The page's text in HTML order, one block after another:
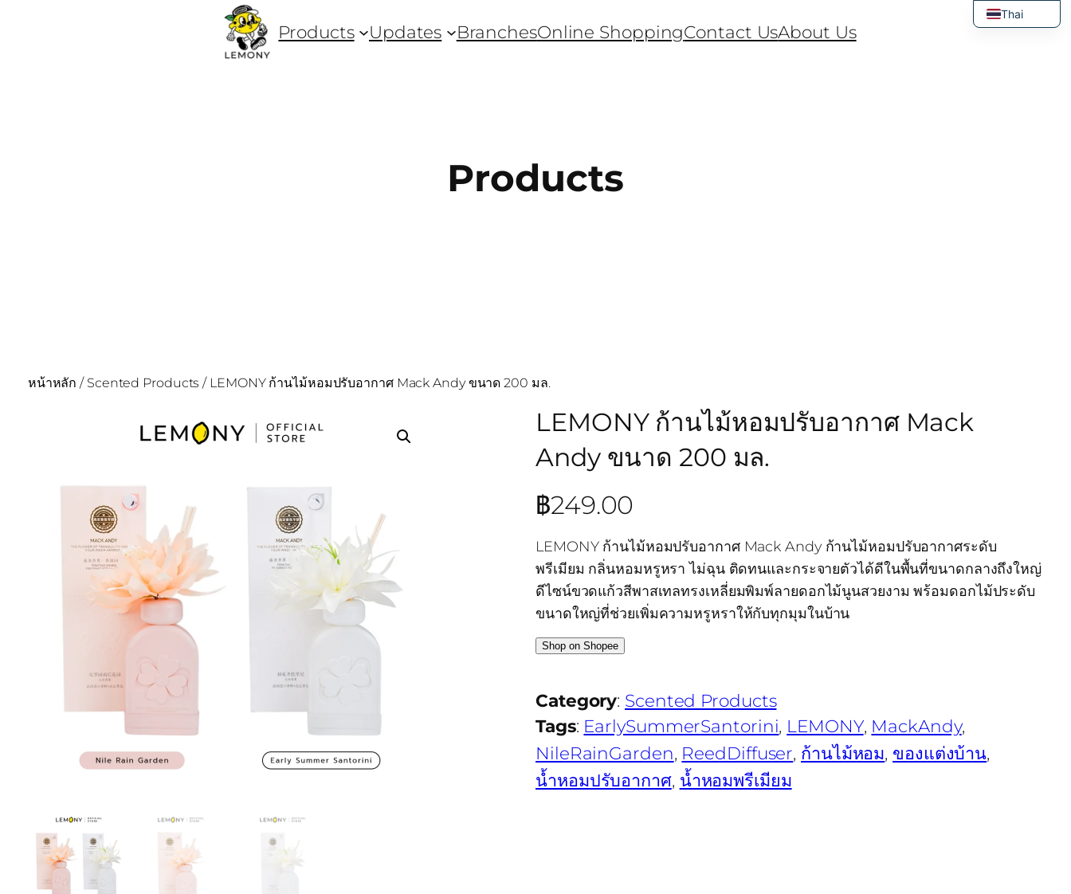
Products Updates BranchesOnline ShoppingContact UsAbout Us
Products
หน้าหลัก / Scented Products / LEMONY ก้านไม้หอมปรับอากาศ Mack Andy ขนาด 200 มล.
LEMONY ก้านไม้หอมปรับอากาศ Mack
Andy ขนาด 200 มล.
฿249.00
LEMONY ก้านไม้หอมปรับอากาศ Mack Andy ก้านไม้หอมปรับอากาศระดับ
พรีเมียม กลิ่นหอมหรูหรา ไม่ฉุน ติดทนและกระจายตัวได้ดีในพื้นที่ขนาดกลางถึงใหญ่
ดีไซน์ขวดแก้วสีพาสเทลทรงเหลี่ยมพิมพ์ลายดอกไม้นูนสวยงาม พร้อมดอกไม้ประดับ
ขนาดใหญ่ที่ช่วยเพิ่มความหรูหราให้กับทุกมุมในบ้าน
Shop on Shopee
Category: Scented Products
Tags: EarlySummerSantorini, LEMONY, MackAndy
NileRainGarden, ReedDiffuser, ก้านไม้หอม, ของแต่งบ้าน
น้ำหอมปรับอากาศ, น้ำหอมพรีเมียม
Thai